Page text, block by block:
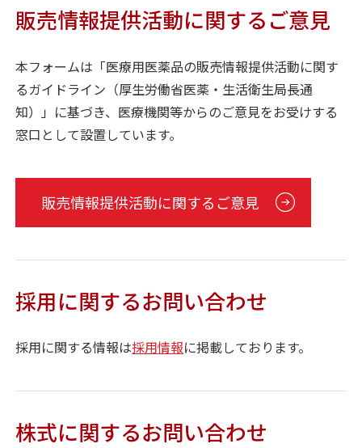
販売情報提供活動に関するご意見
本フォームは「医療用医薬品の販売情報提供活動に関す
るガイドライン（厚生労働省医薬・生活衛生局長通
知）」に基づき、医療機関等からのご意見をお受けする
窓口として設置しています。
販売情報提供活動に関するご意見
採用に関するお問い合わせ
採用に関する情報は採用情報に掲載しております。
株式に関するお問い合わせ